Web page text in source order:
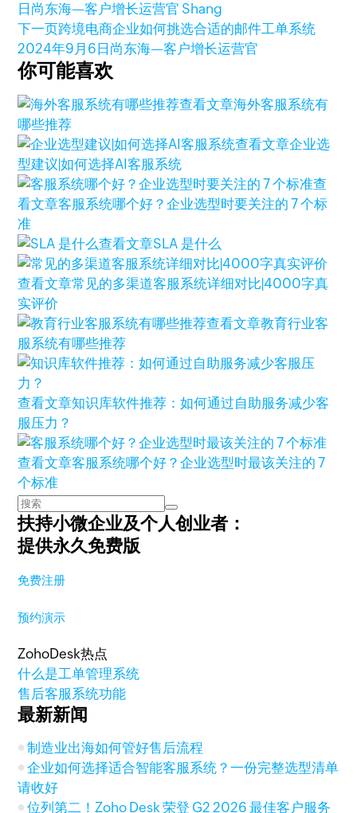
日 尚东海—客户增长运营官 Shang
下一页跨境电商企业如何挑选合适的邮件工单系统
2024年9月6日 尚东海—客户增长运营官
你可能喜欢
查看文章海外客服系统有
哪些推荐
查看文章企业选
型建议|如何选择AI客服系统
查
看文章客服系统哪个好？企业选型时要关注的 7 个标
准
查看文章SLA 是什么
查看文章常见的多渠道客服系统详细对比|4000字真
实评价
查看文章教育行业客
服系统有哪些推荐
查看文章知识库软件推荐：如何通过自助服务减少客
服压力？
查看文章客服系统哪个好？企业选型时最该关注的 7
个标准
扶持小微企业及个人创业者：
提供永久免费版
免费注册
预约演示
ZohoDesk热点
什么是工单管理系统
售后客服系统功能
最新新闻
制造业出海如何管好售后流程
企业如何选择适合智能客服系统？一份完整选型清单
请收好
位列第二！Zoho Desk 荣登 G2 2026 最佳客户服务